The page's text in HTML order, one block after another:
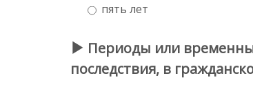
пять лет
Периоды или
последствия, в